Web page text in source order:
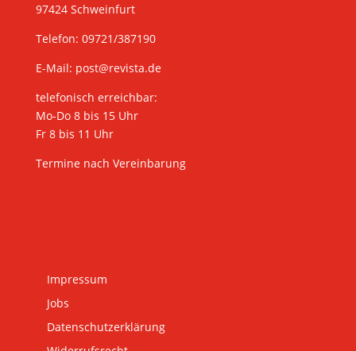
97424 Schweinfurt
Telefon: 09721/387190
E-Mail: post@revista.de
telefonisch erreichbar:
Mo-Do 8 bis 15 Uhr
Fr 8 bis 11 Uhr
Termine nach Vereinbarung
Impressum
Jobs
Datenschutzerklärung